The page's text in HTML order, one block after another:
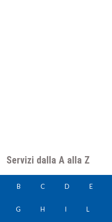
Servizi dalla A alla Z
B C D E
G H I L